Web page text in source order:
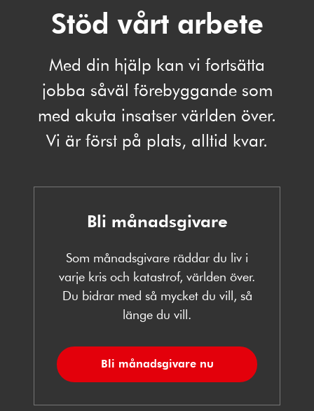
Stöd vårt arbete
Med din hjälp kan vi fortsätta
jobba såväl förebyggande som
med akuta insatser världen över.
Vi är först på plats, alltid kvar.
Bli månadsgivare
Som månadsgivare räddar du liv i
varje kris och katastrof, världen över.
Du bidrar med så mycket du vill, så
länge du vill.
Bli månadsgivare nu